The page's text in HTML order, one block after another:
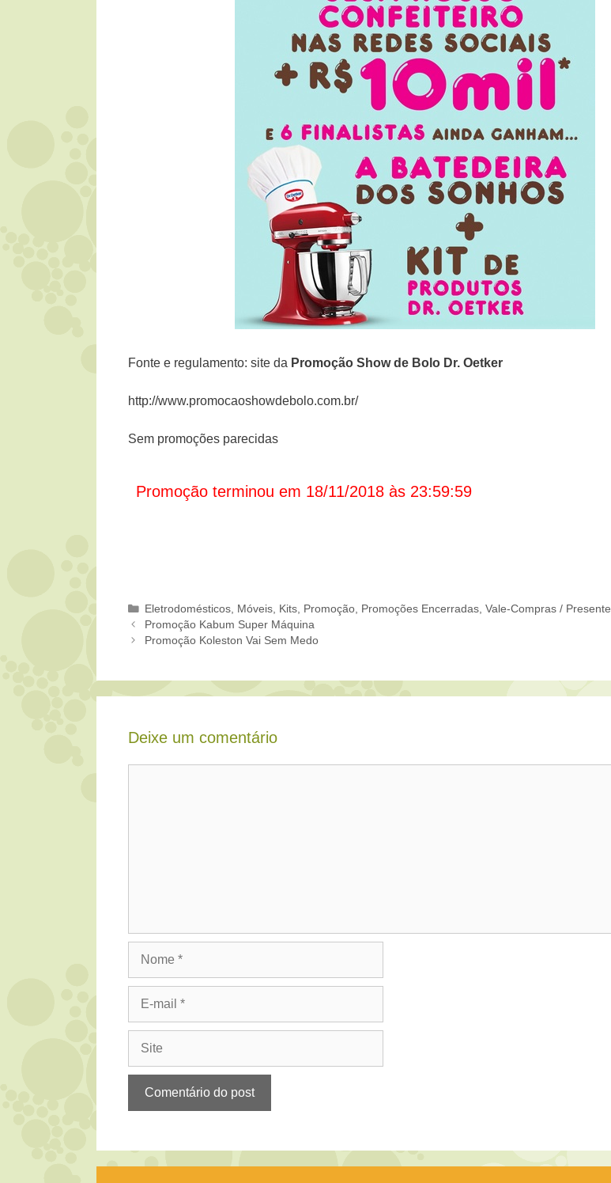
Fonte e regulamento: site da Promoção Show de Bolo Dr. Oetker
http://www.promocaoshowdebolo.com.br/
Sem promoções parecidas
Promoção terminou em 18/11/2018 às 23:59:59
Categorias
Eletrodomésticos, Móveis Kits Promoção Promoções Encerradas ,Vale-Compras / Presente
Promoção Kabum Super Máquina
Promoção Koleston Vai Sem Medo
Deixe um comentário